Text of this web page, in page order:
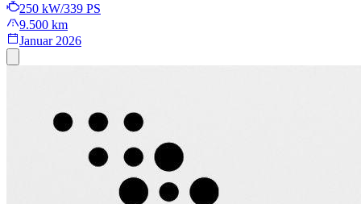
250 kW/339 PS
9.500 km
Januar 2026